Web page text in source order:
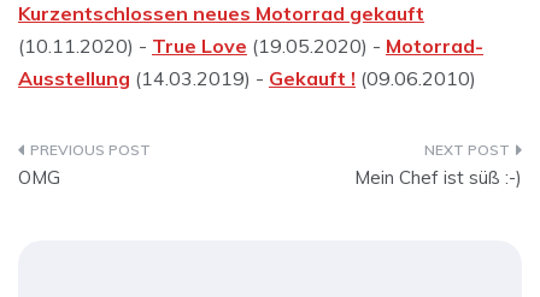
Kurzentschlossen neues Motorrad gekauft
(10.11.2020) - True Love (19.05.2020) - Motorrad-
Ausstellung (14.03.2019) - Gekauft ! (09.06.2010)
Beitragsnavigation
OMG Mein Chef ist süß :-)